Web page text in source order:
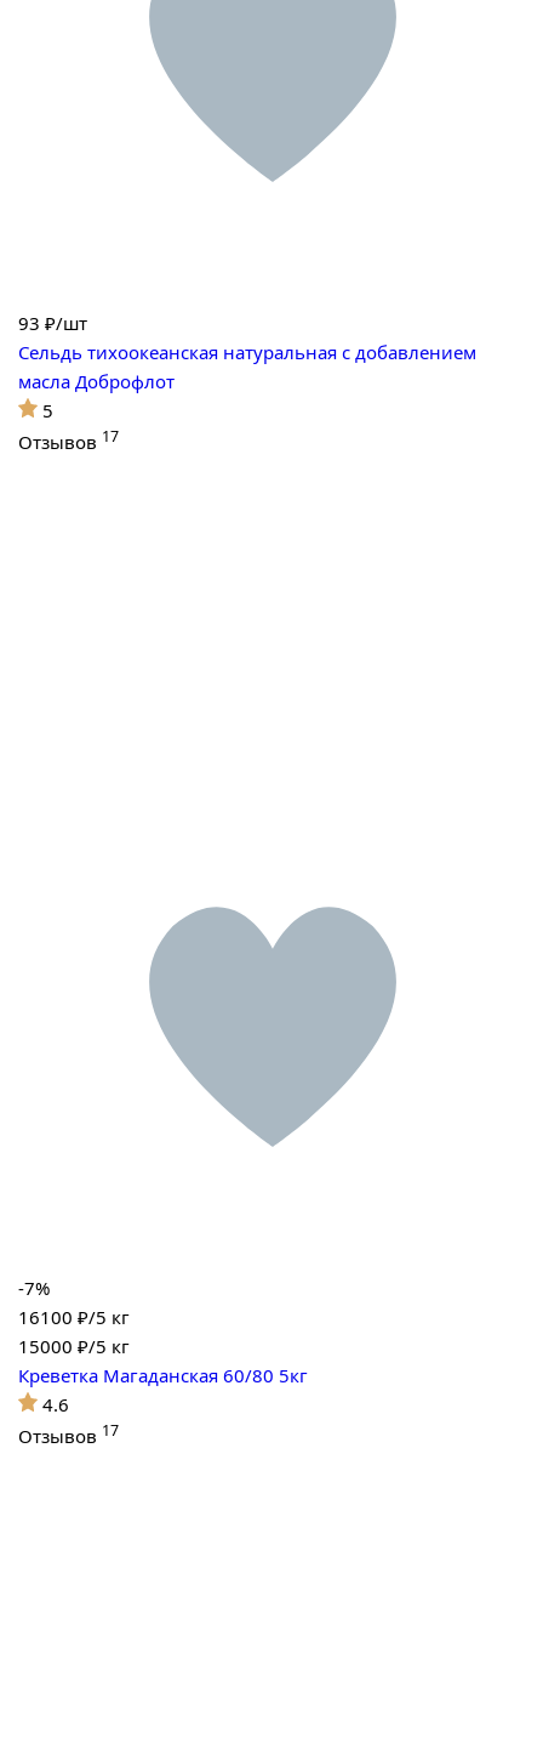
93 ₽/шт
Сельдь тихоокеанская натуральная с добавлением
масла Доброфлот
5
Отзывов 17
-7%
16100 ₽/5 кг
15000 ₽/5 кг
Креветка Магаданская 60/80 5кг
4.6
Отзывов 17